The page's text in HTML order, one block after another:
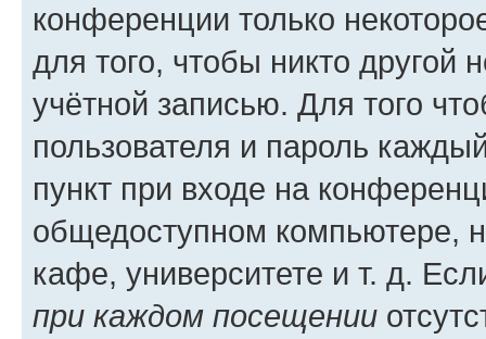
конференции только
для того, чтобы никто другой
учётной записью. Для того
пользователя и пароль
пункт при входе на
общедоступном компьютере,
кафе, университете и т. д.
при каждом посещении